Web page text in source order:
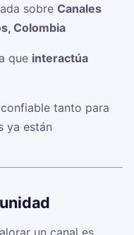
sobre Canales
Colombia
que interactúa
tanto para
ya están